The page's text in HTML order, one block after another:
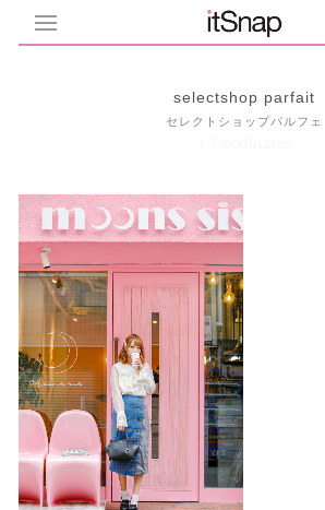
selectshop parfait‎
セレクトショップパルフェ
1 Coodinates